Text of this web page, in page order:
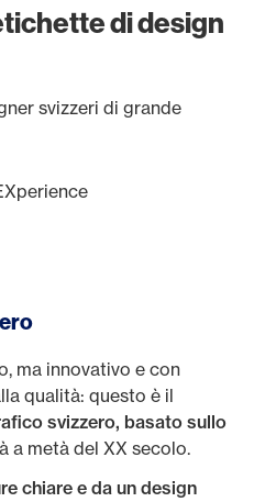
di design
svizzeri di grande
ma innovativo e con
qualità: questo è il
svizzero, basato sullo
a metà del XX secolo.
chiare e da un design